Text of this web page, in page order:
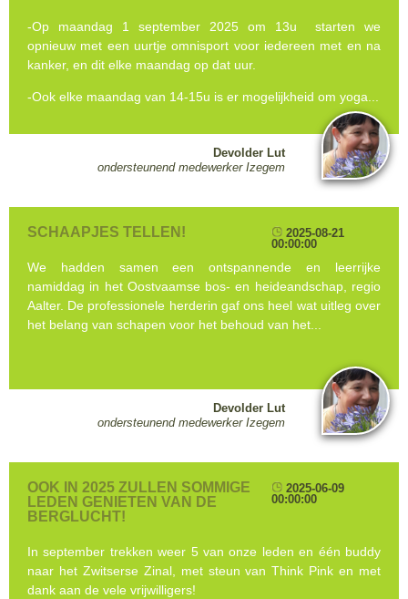
-Op maandag 1 september 2025 om 13u starten we
opnieuw met een uurtje omnisport voor iedereen met en na
kanker, en dit elke maandag op dat uur.
-Ook elke maandag van 14-15u is er mogelijkheid om yoga...
Devolder Lut
ondersteunend medewerker Izegem
SCHAAPJES TELLEN!
We hadden samen een ontspannende en leerrijke
namiddag in het Oostvaamse bos- en heideandschap, regio
Aalter. De professionele herderin gaf ons heel wat uitleg over
het belang van schapen voor het behoud van het...
2025-08-21
00:00:00
Devolder Lut
ondersteunend medewerker Izegem
OOK IN 2025 ZULLEN SOMMIGE
LEDEN GENIETEN VAN DE
BERGLUCHT!
In september trekken weer 5 van onze leden en één buddy
naar het Zwitserse Zinal, met steun van Think Pink en met
dank aan de vele vrijwilligers!
2025-06-09
00:00:00